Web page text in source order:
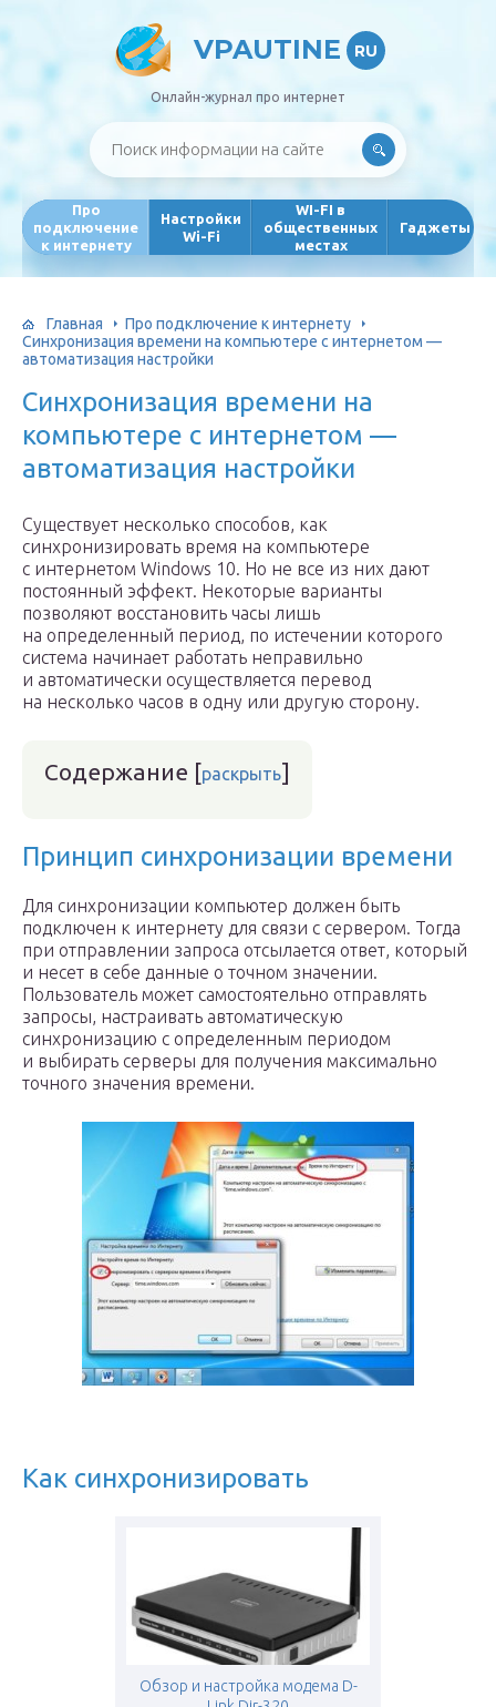
VPAUTINE RU
Онлайн-журнал про интернет
Про
подключение
к интернету
Настройки
Wi-Fi
WI-FI в
общественных
местах
Гаджеты
Главная
Про подключение к интернету
Синхронизация времени на компьютере с интернетом —
автоматизация настройки
Синхронизация времени на
компьютере с интернетом —
автоматизация настройки
Существует несколько способов, как
синхронизировать время на компьютере
с интернетом Windows 10. Но не все из них дают
постоянный эффект. Некоторые варианты
позволяют восстановить часы лишь
на определенный период, по истечении которого
система начинает работать неправильно
и автоматически осуществляется перевод
на несколько часов в одну или другую сторону.
Содержание [раскрыть]
Принцип синхронизации времени
Для синхронизации компьютер должен быть
подключен к интернету для связи с сервером. Тогда
при отправлении запроса отсылается ответ, который
и несет в себе данные о точном значении.
Пользователь может самостоятельно отправлять
запросы, настраивать автоматическую
синхронизацию с определенным периодом
и выбирать серверы для получения максимально
точного значения времени.
Как синхронизировать
Обзор и настройка модема D-